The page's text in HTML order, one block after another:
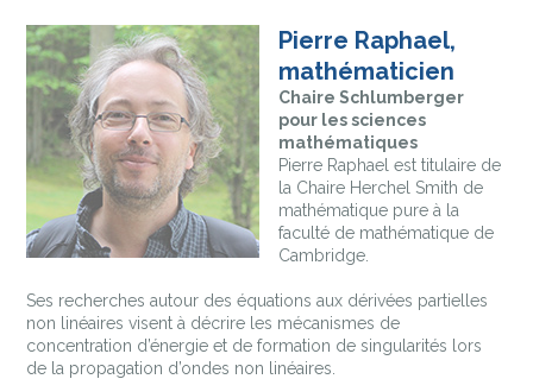
Pierre Raphael,
mathématicien
Chaire Schlumberger
pour les sciences
mathématiques
Pierre Raphael est titulaire de
la Chaire Herchel Smith de
mathématique pure à la
faculté de mathématique de
Cambridge.
Ses recherches autour des équations aux dérivées partielles
non linéaires visent à décrire les mécanismes de
concentration d’énergie et de formation de singularités lors
de la propagation d’ondes non linéaires.